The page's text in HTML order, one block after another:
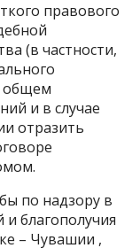
правового
(в частности,
общем
и в случае
отразить
по надзору в
благополучия
– Чувашии ,